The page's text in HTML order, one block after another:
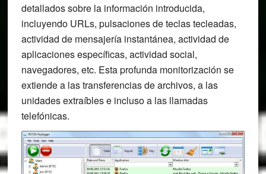
detallados sobre la información introducida,
incluyendo URLs, pulsaciones de teclas tecleadas,
actividad de mensajería instantánea, actividad de
aplicaciones específicas, actividad social,
navegadores, etc. Esta profunda monitorización se
extiende a las transferencias de archivos, a las
unidades extraíbles e incluso a las llamadas
telefónicas.